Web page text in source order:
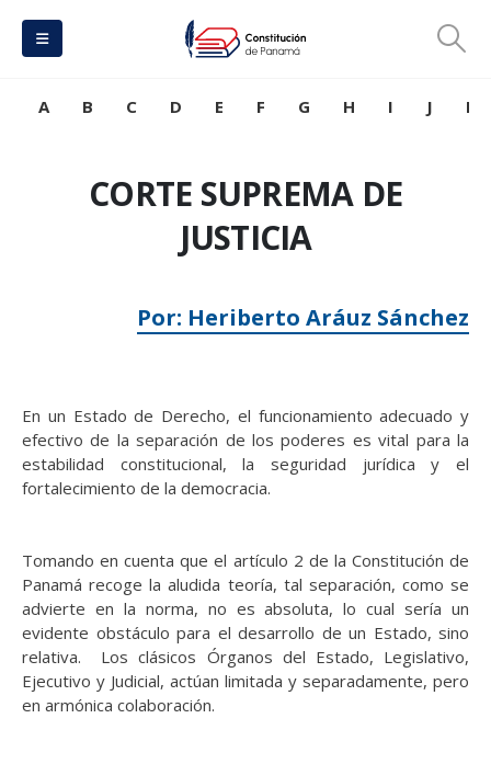
A B C D E F G H I J K
CORTE SUPREMA DE
JUSTICIA
Por: Heriberto Aráuz Sánchez
En un Estado de Derecho, el funcionamiento adecuado y
efectivo de la separación de los poderes es vital para la
estabilidad constitucional, la seguridad jurídica y el
fortalecimiento de la democracia.
Tomando en cuenta que el artículo 2 de la Constitución de
Panamá recoge la aludida teoría, tal separación, como se
advierte en la norma, no es absoluta, lo cual sería un
evidente obstáculo para el desarrollo de un Estado, sino
relativa. Los clásicos Órganos del Estado, Legislativo,
Ejecutivo y Judicial, actúan limitada y separadamente, pero
en armónica colaboración.